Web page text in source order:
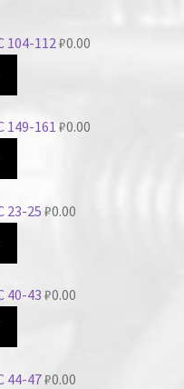
104-112 ₽0.00
149-161 ₽0.00
23-25 ₽0.00
40-43 ₽0.00
44-47₽0.00